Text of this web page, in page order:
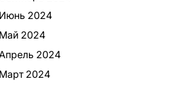
Июнь 2024
Май 2024
2024
Март 2024